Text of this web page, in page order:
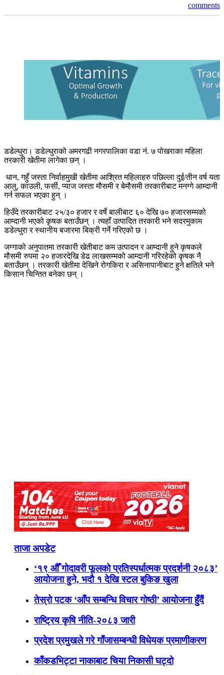
comments
डडेल्धुरा। डडेल्धुराको अमरगढी नगरपालिका वडा नं. ७ पोखराका महिला
तरकारी खेतीमा लागेका छन् ।
धान, गहुँ जस्ता निर्वाहमुखी खेतीमा आश्रित महिलाहरु पछिल्ला दुई/तीन वर्ष यता
आलु, काउली, फर्सी, प्याज जस्ता मौसमी र बेमौसमी तरकारीबाट मनग्गे आम्दानी
गर्न सफल भएका हुन् ।
हिउँदे तरकारीबाट २५/३० हजार र वर्षे बालीबाट ६० देखि ७० हजारसम्मको
आम्दानी भएको कृषक बताउँछन् । त्यहाँ उत्पादित तरकारी भने सदरमुकाम
डडेल्धुरा र स्थानीय बजारमा बिक्री गर्ने गरिएको छ ।
जग्गाको अनुपातमा तरकारी खेतीबाट कम उत्पादन र आम्दानी हुने कृषकले
मौसमी रुपमा २० हजारदेखि डेढ लाखसम्मको आम्दानी गरिरहेको कृषक नै
बताउँछन् । तरकारी खेतीमा देखिने रोगकिरा र असिनापानीबाट हुने क्षतिले भने
किसान चिन्तित बनेका छन् ।
ताजा अपडेट
‘१९ औँ गोदावरी फूलको प्रतिस्पर्धात्मक प्रदर्शनी २०८३’
आयोजना हुने, भदौ १ देखि स्टल बुकिङ खुला
तेस्रो पटक ‘आँप सम्बन्धि विचार गोष्ठी’ आयोजना हुँदैं
राष्ट्रिय कृषि नीति-२०८३ जारी
प्रदेश प्रमुखले गरे गाँजासम्बन्धी विधेयक प्रमाणीकरण
काँकडभिट्टा नाकाबाट चिया निकासी घट्दो